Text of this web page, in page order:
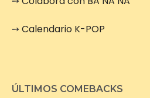
➙Calendario K-POP
ÚLTIMOS COMEBACKS